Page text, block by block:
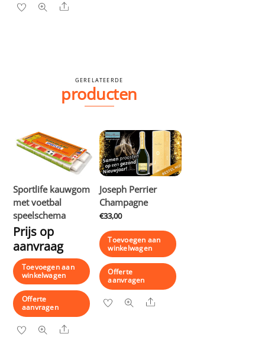
Share
GERELATEERDE
producten
Sportlife kauwgom
met voetbal
speelschema
Prijs op
aanvraag
Toevoegen aan
winkelwagen
Offerte
aanvragen
Share
Joseph Perrier
Champagne
€33,00
Toevoegen aan
winkelwagen
Offerte
aanvragen
Share